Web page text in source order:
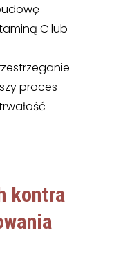
C lub
proces
kontra